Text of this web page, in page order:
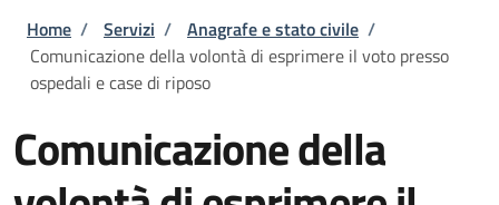
Briciole di pane
Home / Servizi / Anagrafe e stato civile /
Comunicazione della volontà di esprimere il voto presso
ospedali e case di riposo
Comunicazione della